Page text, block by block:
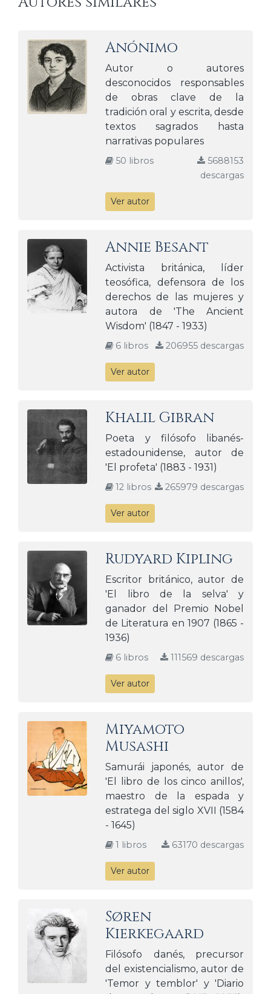
Anónimo
Autor o autores
desconocidos responsables
de obras clave de la
tradición oral y escrita, desde
textos sagrados hasta
narrativas populares
50 libros
5688153
descargas
Ver autor
Annie Besant
Activista británica, líder
teosófica, defensora de los
derechos de las mujeres y
autora de 'The Ancient
Wisdom' (1847 - 1933)
6 libros 206955 descargas
Ver autor
Khalil Gibran
Poeta y filósofo libanés-
estadounidense, autor de
'El profeta' (1883 - 1931)
12 libros 265979 descargas
Ver autor
Rudyard Kipling
Escritor británico, autor de
'El libro de la selva' y
ganador del Premio Nobel
de Literatura en 1907 (1865 -
1936)
6 libros 111569 descargas
Ver autor
Miyamoto
Musashi
Samurái japonés, autor de
'El libro de los cinco anillos',
maestro de la espada y
estratega del siglo XVII (1584
- 1645)
1 libros 63170 descargas
Ver autor
Søren
Kierkegaard
Filósofo danés, precursor
del existencialismo, autor de
'Temor y temblor' y 'Diario